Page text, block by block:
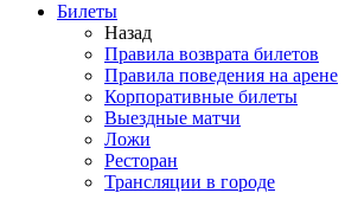
Билеты
Назад
Правила возврата билетов
Правила поведения на арене
Корпоративные билеты
Выездные матчи
Ложи
Ресторан
Трансляции в городе